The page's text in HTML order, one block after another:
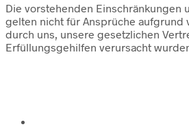
Die vorstehenden Einschränkungen
gelten nicht für Ansprüche aufgrund
durch uns, unsere gesetzlichen
Erfüllungsgehilfen verursacht